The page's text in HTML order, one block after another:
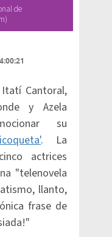
de
Cantoral,
y Azela
su
. La
actrices
"telenovela
llanto,
frase de